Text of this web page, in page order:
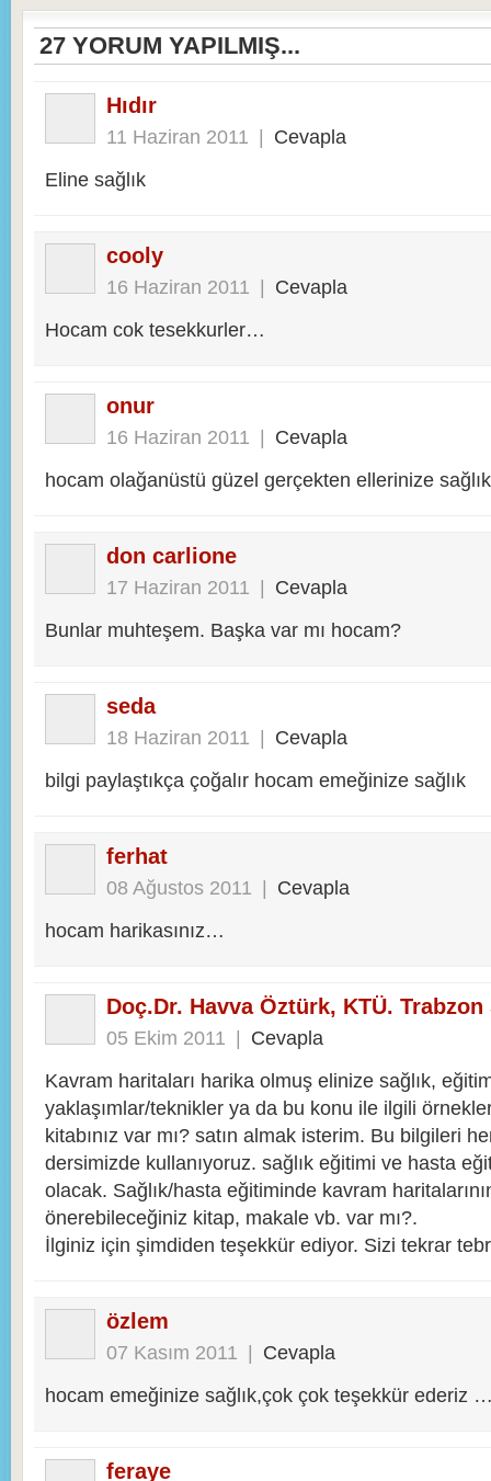
27 YORUM YAPILMIŞ...
Hıdır
11 Haziran 2011 | Cevapla
Eline sağlık
cooly
16 Haziran 2011 | Cevapla
Hocam cok tesekkurler…
onur
16 Haziran 2011 | Cevapla
hocam olağanüstü güzel gerçekten ellerinize
don carlione
17 Haziran 2011 | Cevapla
Bunlar muhteşem. Başka var mı hocam?
seda
18 Haziran 2011 | Cevapla
bilgi paylaştıkça çoğalır hocam emeğinize sağlık
ferhat
08 Ağustos 2011 | Cevapla
hocam harikasınız…
Doç.Dr. Havva Öztürk, KTÜ. Trabzon
05 Ekim 2011 | Cevapla
Kavram haritaları harika olmuş elinize sağlık,
yaklaşımlar/teknikler ya da bu konu ile ilgili
kitabınız var mı? satın almak isterim. Bu bilgileri
dersimizde kullanıyoruz. sağlık eğitimi ve hasta
olacak. Sağlık/hasta eğitiminde kavram
önerebileceğiniz kitap, makale vb. var mı?.
İlginiz için şimdiden teşekkür ediyor. Sizi tekrar
özlem
07 Kasım 2011 | Cevapla
hocam emeğinize sağlık,çok çok teşekkür ederiz
feraye